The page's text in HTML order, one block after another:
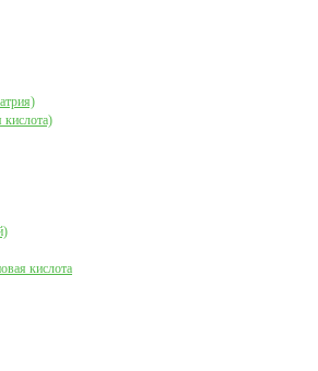
кислота)
кислота